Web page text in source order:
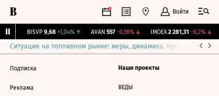
Войти
BISVP 9,68 +1,04%↑ AVAN 557 -0,18%↓ IMOEX 2 281,31 -0,2%↓
Ситуация на топливном рынке: меры, динамика, прогнозы
Подписка
Реклама
Наши проекты
ВЕДЫ